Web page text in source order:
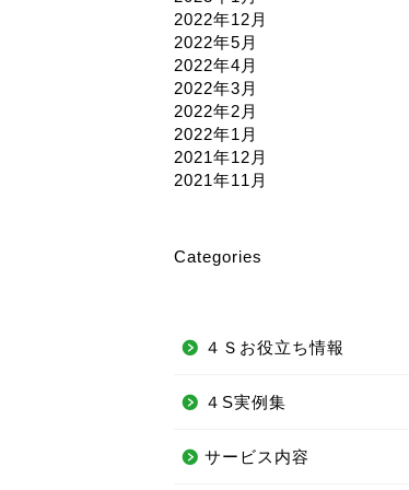
2022年12月
2022年5月
2022年4月
2022年3月
2022年2月
2022年1月
2021年12月
2021年11月
Categories
４Ｓお役立ち情報
４S実例集
サービス内容